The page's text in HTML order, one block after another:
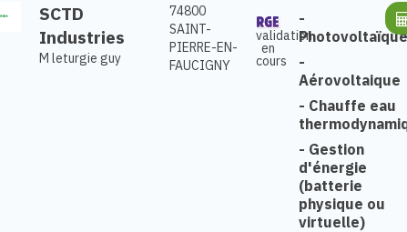
SCTD
Industries
M leturgie guy
74800
SAINT-
PIERRE-EN-
FAUCIGNY
validation
en
cours
-
Photovoltaïque
-
Aérovoltaique
- Chauffe eau
- Gestion
d'énergie
(batterie
physique ou
virtuelle)